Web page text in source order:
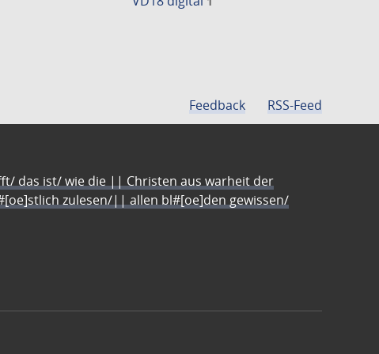
Feedback RSS-Feed
das ist/ wie die || Christen aus warheit der
zulesen/|| allen bl#[oe]den gewissen/